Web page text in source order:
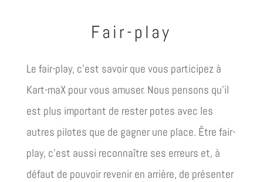
Fair-play
Le fair-play, c’est savoir que vous participez à
Kart-maX pour vous amuser. Nous pensons qu’il
est plus important de rester potes avec les
autres pilotes que de gagner une place. Être fair-
play, c’est aussi reconnaître ses erreurs et, à
défaut de pouvoir revenir en arrière, de présenter